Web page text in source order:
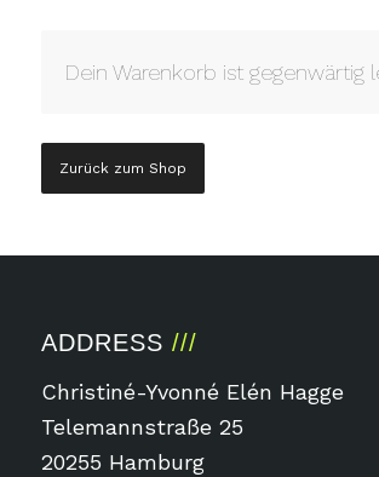
Dein Warenkorb ist gegenwärtig
Zurück zum Shop
ADDRESS
Christiné-Yvonné Elén Hagge
Telemannstraße 25
20255 Hamburg